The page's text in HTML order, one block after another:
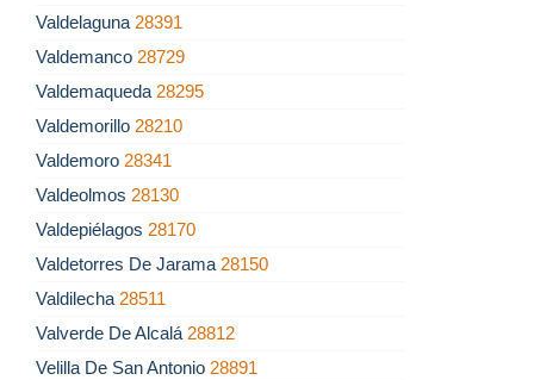
Valdelaguna 28391
Valdemanco 28729
Valdemaqueda 28295
Valdemorillo 28210
Valdemoro 28341
Valdeolmos 28130
Valdepiélagos 28170
Valdetorres De Jarama 28150
Valdilecha 28511
Valverde De Alcalá 28812
Velilla De San Antonio 28891